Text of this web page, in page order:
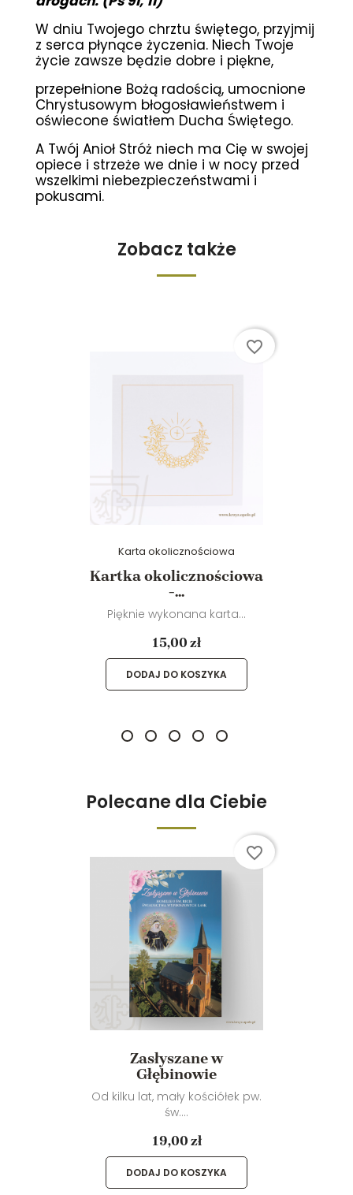
W dniu Twojego chrztu świętego, przyjmij
z serca płynące życzenia. Niech Twoje
życie zawsze będzie dobre i piękne,
przepełnione Bożą radością, umocnione
Chrystusowym błogosławieństwem i
oświecone światłem Ducha Świętego.
A Twój Anioł Stróż niech ma Cię w swojej
opiece i strzeże we dnie i w nocy przed
wszelkimi niebezpieczeństwami i
pokusami.
Zobacz także
Karta okolicznościowa
Kartka okolicznościowa
-...
Pięknie wykonana karta...
15,00 zł
DODAJ DO KOSZYKA
favorite_border
Polecane dla Ciebie
Zasłyszane w
Głębinowie
Od kilku lat, mały kościółek pw.
św....
19,00 zł
DODAJ DO KOSZYKA
favorite_border